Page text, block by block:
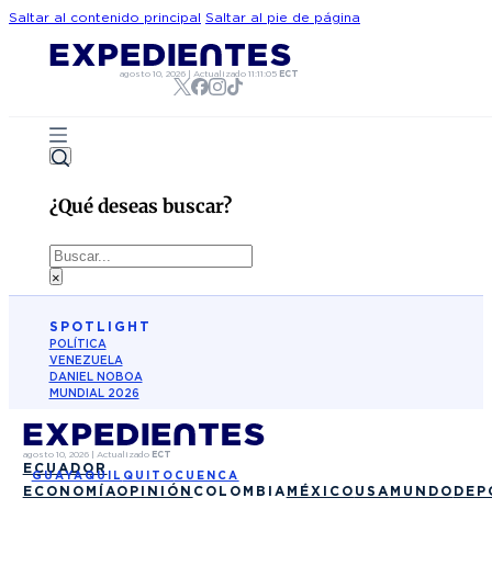
Saltar al contenido principal Saltar al pie de página
agosto 10, 2026| Actualizado 11:11:05 ECT
¿Qué deseas buscar?
Buscar
×
SPOTLIGHT
POLÍTICA
VENEZUELA
DANIEL NOBOA
MUNDIAL 2026
agosto 10, 2026| Actualizado ECT
ECUADOR
GUAYAQUIL QUITO CUENCA
ECONOMÍAOPINIÓN COLOMBIA MÉXICO USA MUNDO